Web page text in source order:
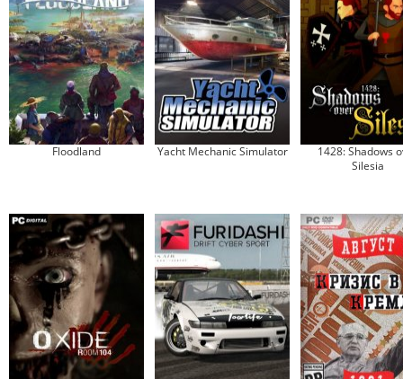
Floodland Yacht Mechanic Simulator
1428: Shadows
Silesia